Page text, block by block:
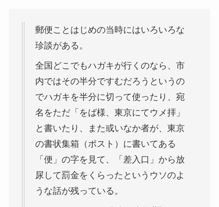
郵便ことはじめの当時にはいろいろな
珍談がある。
全国どこでもハガキが行くのなら、市
内ではその半分ですむだろうというの
でハガキを半分に切って使ったり、宛
名をただ「をば様、東京にてウメ拝」
と書いたり、また或いなか者が、東京
の書状集箱（ポスト）に書いてある
「便」の字を見て、「差入口」から放
尿して罰金をくらったというウソのよ
うな話が残っている。